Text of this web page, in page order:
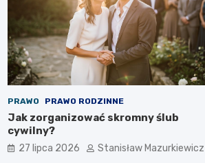
PRAWO PRAWO RODZINNE
Jak zorganizować skromny ślub
cywilny?
27 lipca 2026 Stanisław Mazurkiewicz